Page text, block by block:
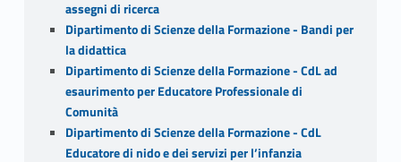
assegni di ricerca
Dipartimento di Scienze della Formazione - Bandi per
la didattica
Dipartimento di Scienze della Formazione - CdL ad
esaurimento per Educatore Professionale di
Comunità
Dipartimento di Scienze della Formazione - CdL
Educatore di nido e dei servizi per l’infanzia